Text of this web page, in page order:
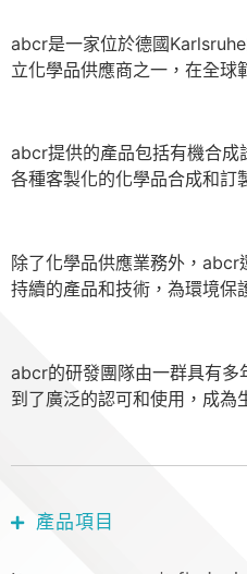
abcr是一家位於德國
立化學品供應商之一，在全球
abcr提供的產品包括有機合成
各種客製化的化學品合成和訂
除了化學品供應業務外，
持續的產品和技術，為環境保
abcr的研發團隊由一群具有多
到了廣泛的認可和使用，成為
產品項目